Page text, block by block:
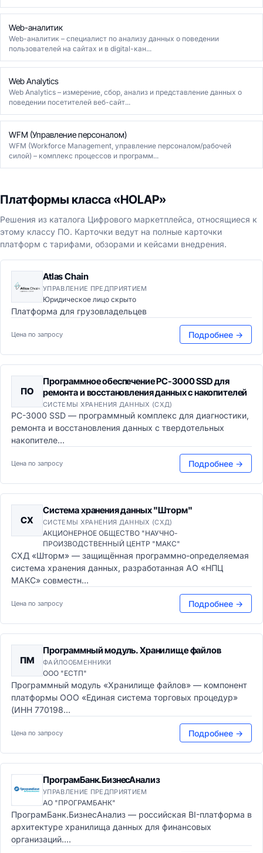
Web-аналитик
Web-аналитик – специалист по анализу данных о поведении
пользователей на сайтах и в digital-кан...
Web Analytics
Web Analytics – измерение, сбор, анализ и представление данных о
поведении посетителей веб-сайт...
WFM (Управление персоналом)
WFM (Workforce Management, управление персоналом/рабочей
силой) – комплекс процессов и программ...
Платформы класса «HOLAP»
Решения из каталога Цифрового маркетплейса, относящиеся к
этому классу ПО. Карточки ведут на полные карточки
платформ с тарифами, обзорами и кейсами внедрения.
Atlas Chain
УПРАВЛЕНИЕ ПРЕДПРИЯТИЕМ
Юридическое лицо скрыто
Платформа для грузовладельцев
Цена по запросу Подробнее →
ПО
Программное обеспечение PC-3000 SSD для
ремонта и восстановления данных с накопителей
СИСТЕМЫ ХРАНЕНИЯ ДАННЫХ (СХД)
PC-3000 SSD — программный комплекс для диагностики,
ремонта и восстановления данных с твердотельных
накопителе...
Цена по запросу Подробнее →
СХ
Система хранения данных "Шторм"
СИСТЕМЫ ХРАНЕНИЯ ДАННЫХ (СХД)
АКЦИОНЕРНОЕ ОБЩЕСТВО "НАУЧНО-
ПРОИЗВОДСТВЕННЫЙ ЦЕНТР "МАКС"
СХД «Шторм» — защищённая программно-определяемая
система хранения данных, разработанная АО «НПЦ
МАКС» совместн...
Цена по запросу Подробнее →
ПМ
Программный модуль. Хранилище файлов
ФАЙЛООБМЕННИКИ
ООО "ЕСТП"
Программный модуль «Хранилище файлов» — компонент
платформы ООО «Единая система торговых процедур»
(ИНН 770198...
Цена по запросу Подробнее →
ПрограмБанк.БизнесАнализ
УПРАВЛЕНИЕ ПРЕДПРИЯТИЕМ
АО "ПРОГРАМБАНК"
ПрограмБанк.БизнесАнализ — российская BI-платформа в
архитектуре хранилища данных для финансовых
организаций....